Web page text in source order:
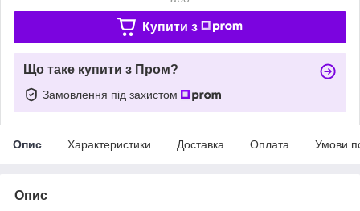
Купити з
Що таке купити з Пром?
Замовлення під захистом
Опис Характеристики Доставка Оплата Умови
Опис